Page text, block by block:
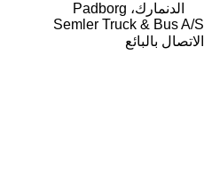
الدنمارك، Padborg
Semler Truck & Bus A/S
الاتصال بالبائع